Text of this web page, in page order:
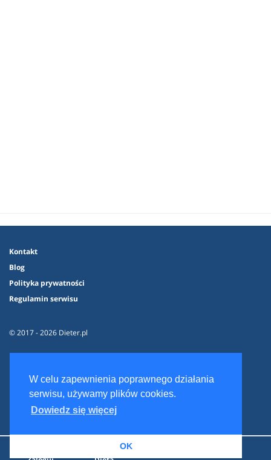
W celu zapewnienia poprawnego działania
serwisu, używamy plików cookies.
Dowiedz się więcej
OK
Kontakt
Blog
Polityka prywatności
Regulamin serwisu
© 2017 - 2026 Dieter.pl